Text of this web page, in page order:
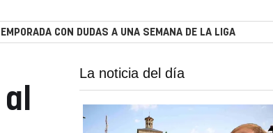
CON DUDAS A UNA SEMANA DE LA LIGA
La noticia del día